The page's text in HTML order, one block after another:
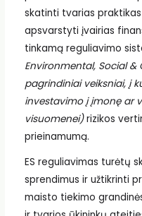
skatinti tvarias
apsvarstyti įvairias
tinkamą reguliavimo
Environmental, Social &
pagrindiniai veiksniai, į
investavimo į įmonę ar
visuomenei)rizikos
prieinamumą.
ES reguliavimas turėtų
sprendimus ir užtikrinti
maisto tiekimo